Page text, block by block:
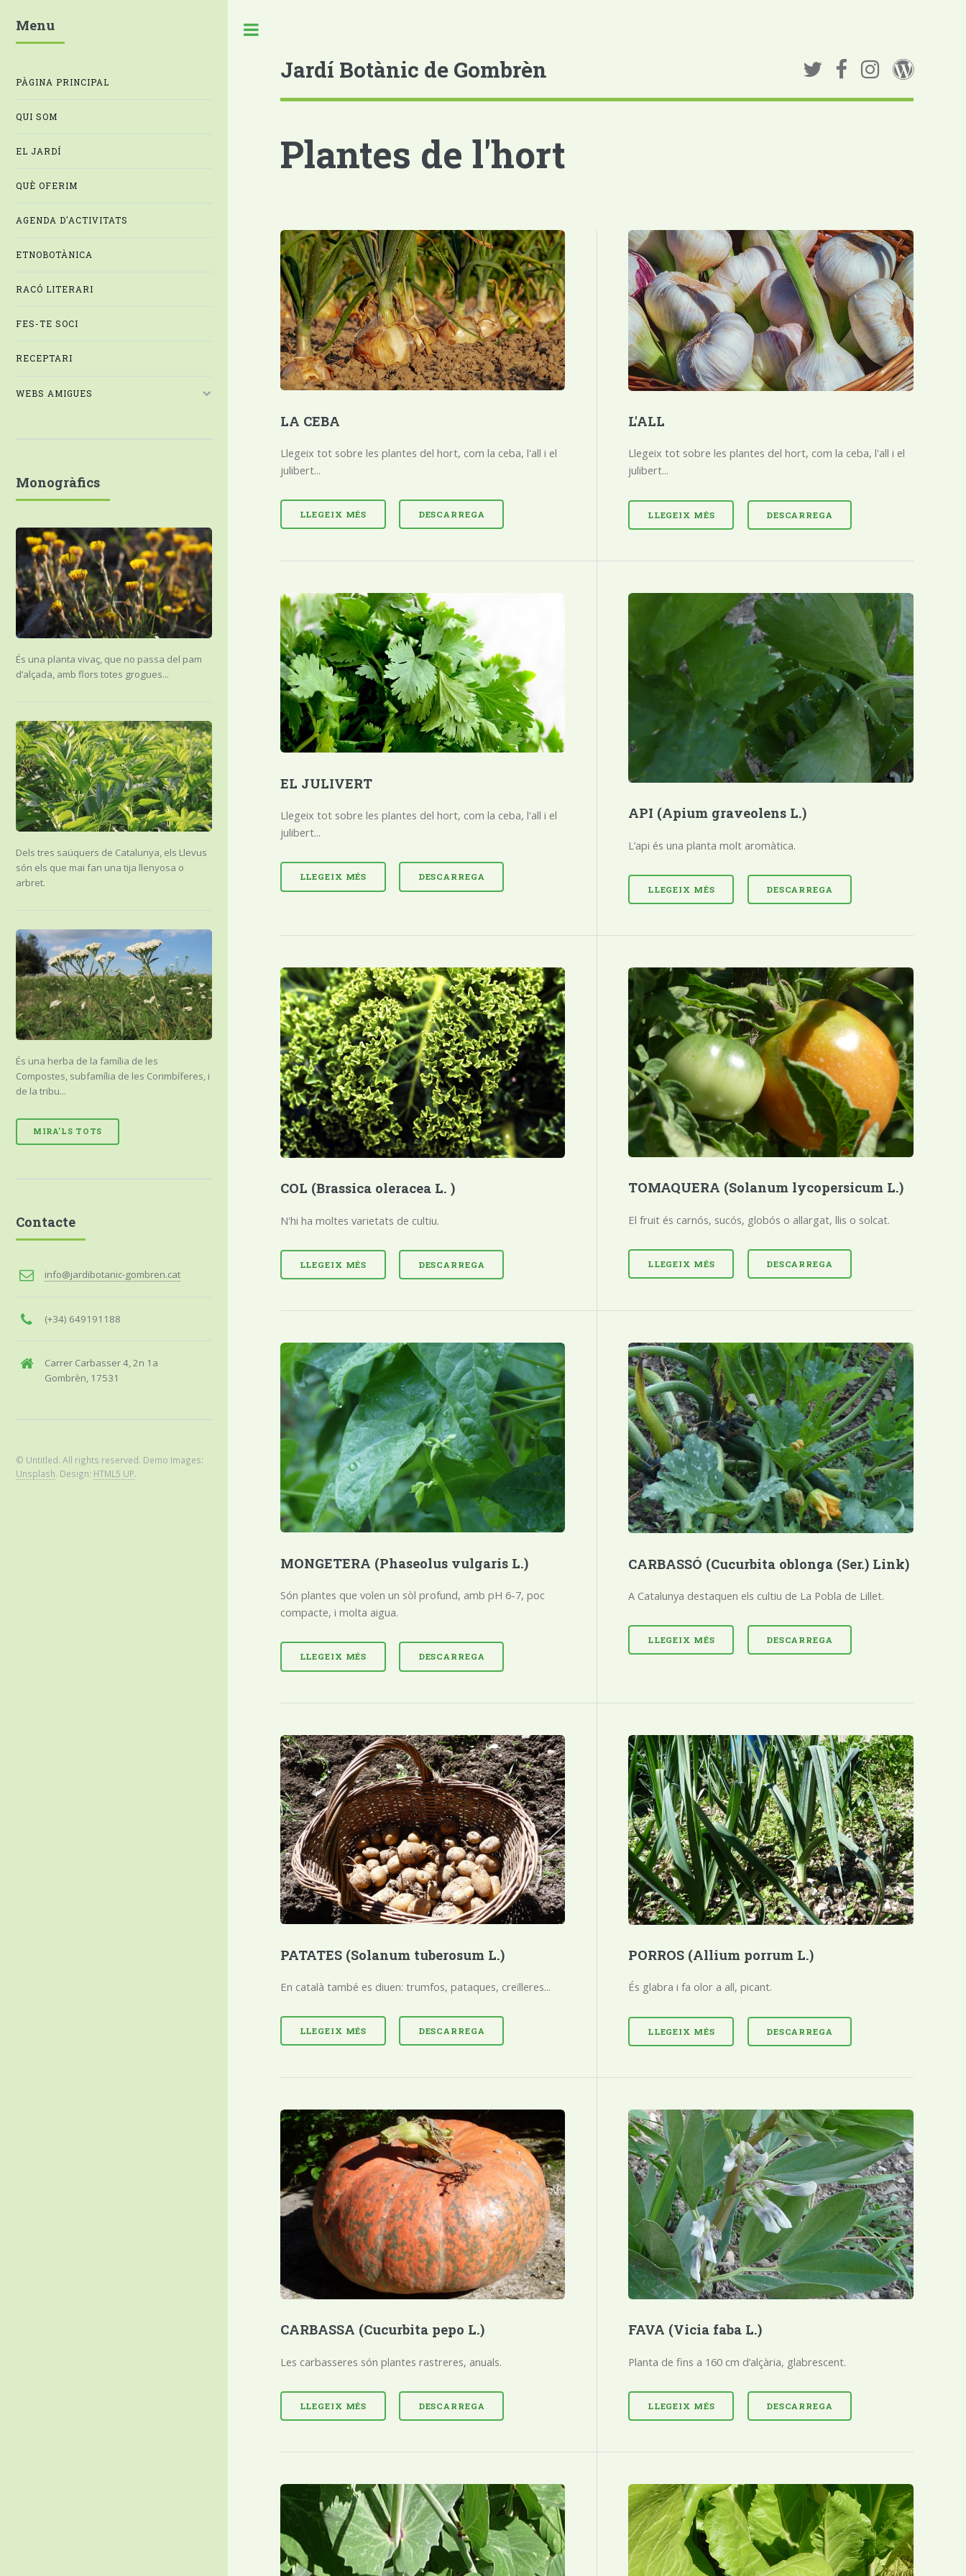
Jardí Botànic de Gombrèn
Plantes de l'hort
LA CEBA
Llegeix tot sobre les plantes del hort, com la ceba, l'all i el
julibert...
LLEGEIX MÉS DESCARREGA
L'ALL
Llegeix tot sobre les plantes del hort, com la ceba, l'all i el
julibert...
LLEGEIX MÉS DESCARREGA
EL JULIVERT
Llegeix tot sobre les plantes del hort, com la ceba, l'all i el
julibert...
LLEGEIX MÉS DESCARREGA
API (Apium graveolens L.)
L’api és una planta molt aromàtica.
LLEGEIX MÉS DESCARREGA
COL (Brassica oleracea L. )
N'hi ha moltes varietats de cultiu.
LLEGEIX MÉS DESCARREGA
TOMAQUERA (Solanum lycopersicum L.)
El fruit és carnós, sucós, globós o allargat, llis o solcat.
LLEGEIX MÉS DESCARREGA
MONGETERA (Phaseolus vulgaris L.)
Són plantes que volen un sòl profund, amb pH 6-7, poc
compacte, i molta aigua.
LLEGEIX MÉS DESCARREGA
CARBASSÓ (Cucurbita oblonga (Ser.) Link)
A Catalunya destaquen els cultiu de La Pobla de Lillet.
LLEGEIX MÉS DESCARREGA
PATATES (Solanum tuberosum L.)
En català també es diuen: trumfos, pataques, creïlleres...
LLEGEIX MÉS DESCARREGA
PORROS (Allium porrum L.)
És glabra i fa olor a all, picant.
LLEGEIX MÉS DESCARREGA
CARBASSA (Cucurbita pepo L.)
Les carbasseres són plantes rastreres, anuals.
LLEGEIX MÉS DESCARREGA
FAVA (Vicia faba L.)
Planta de fins a 160 cm d’alçària, glabrescent.
LLEGEIX MÉS DESCARREGA
Menu
PÀGINA PRINCIPAL
QUI SOM
EL JARDÍ
QUÈ OFERIM
AGENDA D'ACTIVITATS
ETNOBOTÀNICA
RACÓ LITERARI
FES-TE SOCI
RECEPTARI
WEBS AMIGUES
Monogràfics
És una planta vivaç, que no passa del pam
d’alçada, amb flors totes grogues...
Dels tres saüquers de Catalunya, els Llevus
són els que mai fan una tija llenyosa o
arbret.
És una herba de la família de les
Compostes, subfamília de les Corimbíferes, i
de la tribu...
MIRA'LS TOTS
Contacte
info@jardibotanic-gombren.cat
(+34) 649191188
Carrer Carbasser 4, 2n 1a
Gombrèn, 17531
© Untitled. All rights reserved. Demo Images:
Unsplash. Design: HTML5 UP.